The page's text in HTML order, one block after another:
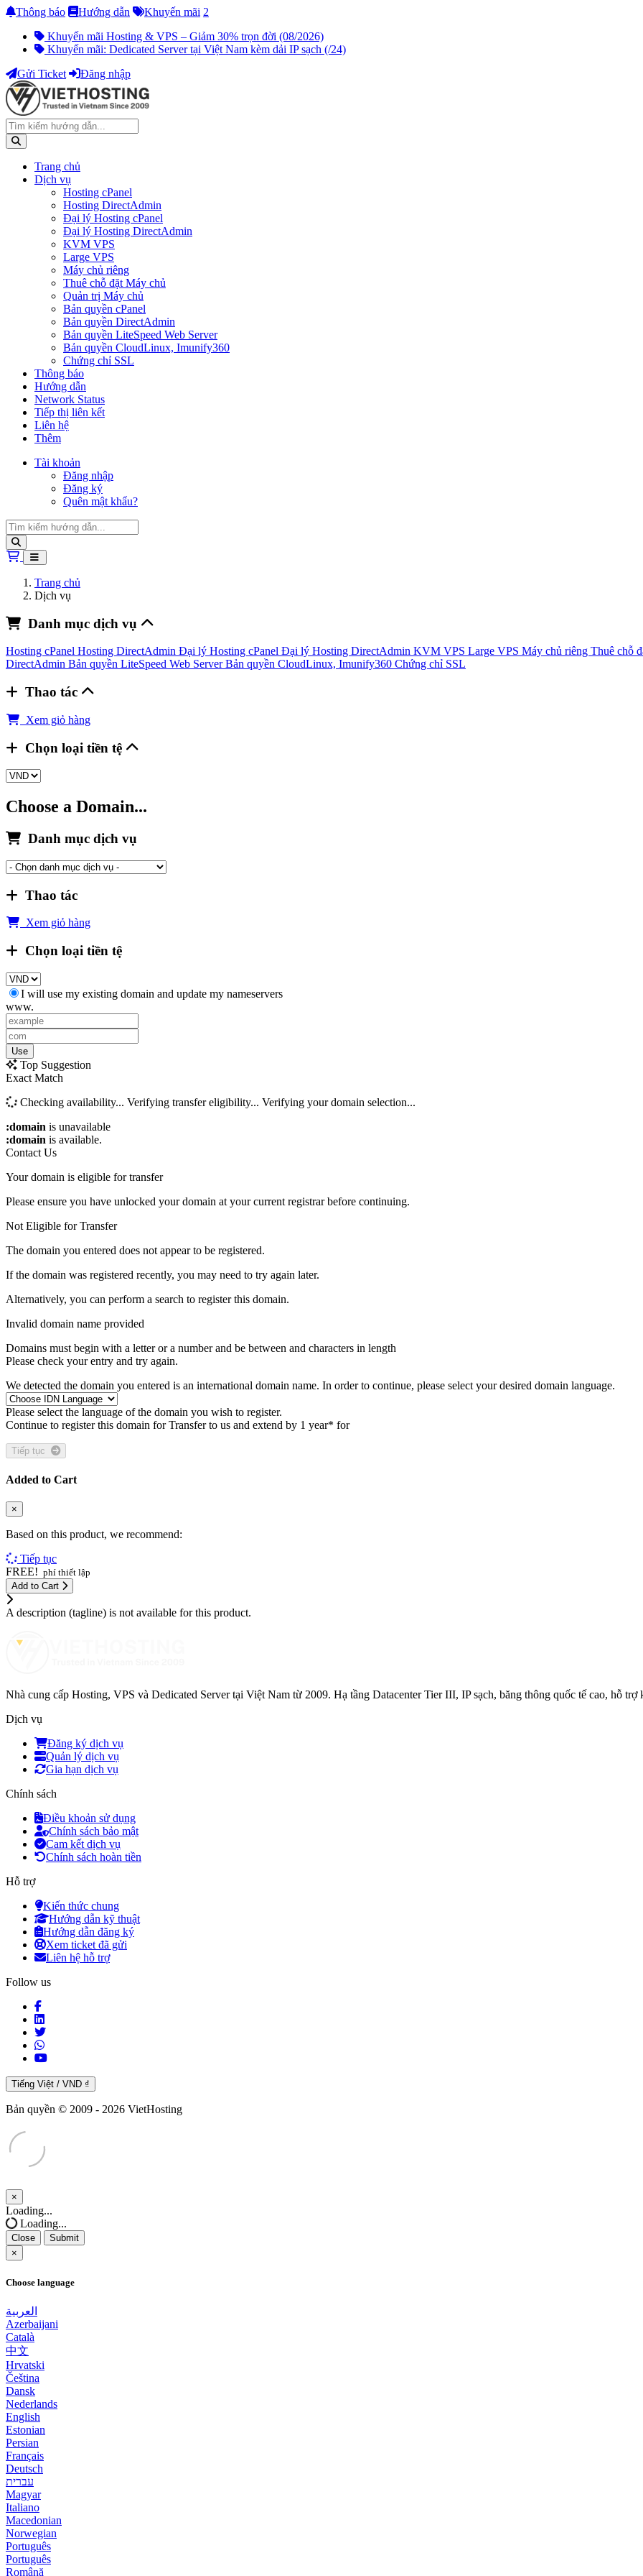
Thông báo Hướng dẫn Khuyến mãi 2
Khuyến mãi Hosting & VPS – Giảm 30% trọn đời (08/2026)
Khuyến mãi: Dedicated Server tại Việt Nam kèm dải IP sạch (/24)
Gửi Ticket
Đăng nhập
Trang chủ
Dịch vụ
Hosting cPanel
Hosting DirectAdmin
Đại lý Hosting cPanel
Đại lý Hosting DirectAdmin
KVM VPS
Large VPS
Máy chủ riêng
Thuê chỗ đặt Máy chủ
Quản trị Máy chủ
Bản quyền cPanel
Bản quyền DirectAdmin
Bản quyền LiteSpeed Web Server
Bản quyền CloudLinux, Imunify360
Chứng chỉ SSL
Thông báo
Hướng dẫn
Network Status
Tiếp thị liên kết
Liên hệ
Thêm
Tài khoản
Đăng nhập
Đăng ký
Quên mật khẩu?
Giỏ hàng
Trang chủ
Dịch vụ
Danh mục dịch vụ
Hosting cPanel Hosting DirectAdmin Đại lý Hosting cPanel Đại lý Hosting DirectAdmin KVM VPS Large VPS Máy chủ riêng Thuê chỗ
DirectAdmin Bản quyền LiteSpeed Web ServerBản quyền CloudLinux, Imunify360 Chứng chỉ SSL
Thao tác
Xem giỏ hàng
Chọn loại tiền tệ
Choose a Domain...
Danh mục dịch vụ
Thao tác
Xem giỏ hàng
Chọn loại tiền tệ
I will use my existing domain and update my nameservers
www.
Use
Top Suggestion
Exact Match
Checking availability... Verifying transfer eligibility... Verifying your domain selection...
:domain is unavailable
:domain is available.
Contact Us
Your domain is eligible for transfer
Please ensure you have unlocked your domain at your current registrar before continuing.
Not Eligible for Transfer
The domain you entered does not appear to be registered.
If the domain was registered recently, you may need to try again later.
Alternatively, you can perform a search to register this domain.
Invalid domain name provided
Domains must begin with a letter or a numberand be between and characters in length
Please check your entry and try again.
We detected the domain you entered is an international domain name. In order to continue, please select your desired domain language.
Please select the language of the domain you wish to register.
Continue to register this domain for Transfer to us and extend by 1 year* for
Added to Cart
×
Based on this product, we recommend:
Tiếp tục
FREE! phí thiết lập
Add to Cart
A description (tagline) is not available for this product.
Nhà cung cấp Hosting, VPS và Dedicated Server tại Việt Nam từ 2009. Hạ tầng Datacenter Tier III, IP sạch, băng thông quốc tế cao, hỗ trợ
Dịch vụ
Đăng ký dịch vụ
Quản lý dịch vụ
Gia hạn dịch vụ
Chính sách
Điều khoản sử dụng
Chính sách bảo mật
Cam kết dịch vụ
Chính sách hoàn tiền
Hỗ trợ
Kiến thức chung
Hướng dẫn kỹ thuật
Hướng dẫn đăng ký
Xem ticket đã gửi
Liên hệ hỗ trợ
Follow us
Tiếng Việt / VND ₫
Bản quyền © 2009 - 2026 VietHosting
×
Close
Loading...
Loading...
Close
Submit
×
Choose language
العربية
Azerbaijani
Català
中文
Hrvatski
Čeština
Dansk
Nederlands
English
Estonian
Persian
Français
Deutsch
עברית
Magyar
Italiano
Macedonian
Norwegian
Português
Português
Română